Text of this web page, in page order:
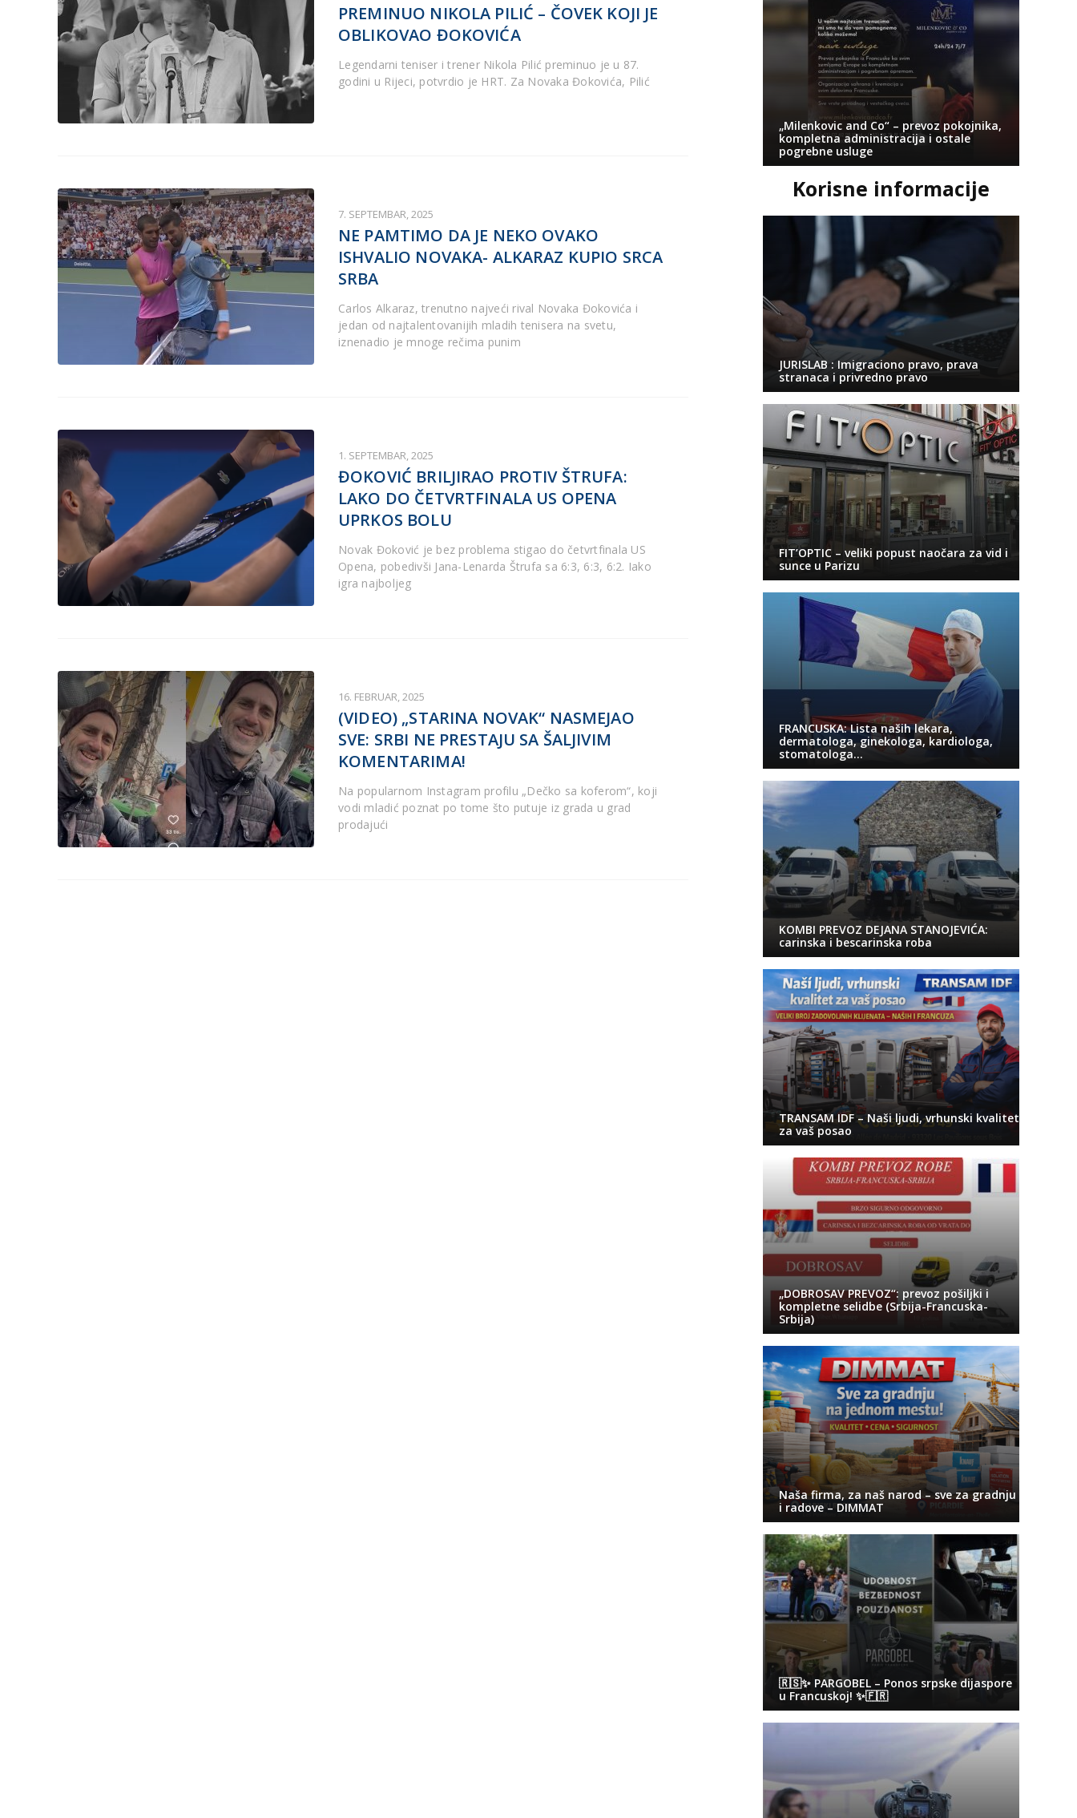
PREMINUO NIKOLA PILIĆ – ČOVEK KOJI JE
OBLIKOVAO ĐOKOVIĆA
Legendarni teniser i trener Nikola Pilić preminuo je u 87.
godini u Rijeci, potvrdio je HRT. Za Novaka Đokovića, Pilić
7. SEPTEMBAR, 2025
NE PAMTIMO DA JE NEKO OVAKO
ISHVALIO NOVAKA- ALKARAZ KUPIO SRCA
SRBA
Carlos Alkaraz, trenutno najveći rival Novaka Đokovića i
jedan od najtalentovanijih mladih tenisera na svetu,
iznenadio je mnoge rečima punim
1. SEPTEMBAR, 2025
ĐOKOVIĆ BRILJIRAO PROTIV ŠTRUFA:
LAKO DO ČETVRTFINALA US OPENA
UPRKOS BOLU
Novak Đoković je bez problema stigao do četvrtfinala US
Opena, pobedivši Jana-Lenarda Štrufa sa 6:3, 6:3, 6:2. Iako
igra najboljeg
16. FEBRUAR, 2025
(VIDEO) „STARINA NOVAK“ NASMEJAO
SVE: SRBI NE PRESTAJU SA ŠALJIVIM
KOMENTARIMA!
Na popularnom Instagram profilu „Dečko sa koferom“, koji
vodi mladić poznat po tome što putuje iz grada u grad
prodajući
„Milenkovic and Co“ – prevoz pokojnika,
kompletna administracija i ostale
pogrebne usluge
Korisne informacije
JURISLAB : Imigraciono pravo, prava
stranaca i privredno pravo
FIT’OPTIC – veliki popust naočara za vid i
sunce u Parizu
FRANCUSKA: Lista naših lekara,
dermatologa, ginekologa, kardiologa,
stomatologa…
KOMBI PREVOZ DEJANA STANOJEVIĆA:
carinska i bescarinska roba
TRANSAM IDF – Naši ljudi, vrhunski kvalitet
za vaš posao
„DOBROSAV PREVOZ“: prevoz pošiljki i
kompletne selidbe (Srbija-Francuska-
Srbija)
Naša firma, za naš narod – sve za gradnju
i radove – DIMMAT
🇷🇸✨ PARGOBEL – Ponos srpske dijaspore
u Francuskoj! ✨🇫🇷